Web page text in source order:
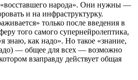
«восставшего народа». Они нужны —
и на инфраструктурку.
только после введения в
того самого супернейролептика,
знаю, как надо». Но такое «знание,
— общее для всех — возможно
взаправду действует общая